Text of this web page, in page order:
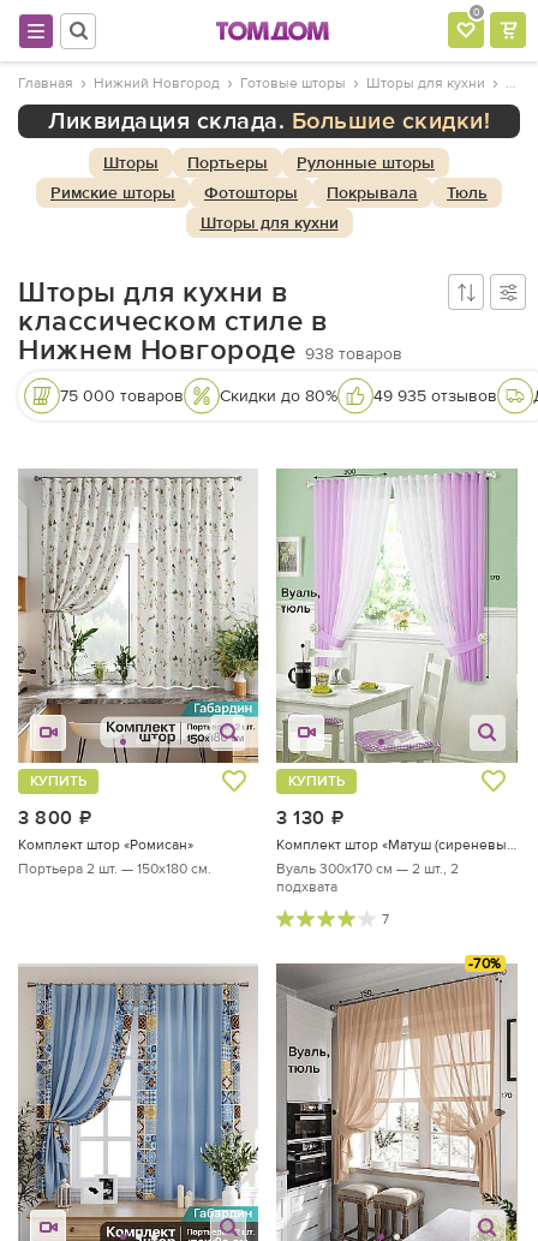
0
Главная Нижний Новгород Готовые шторы Шторы для кухни
Ликвидация склада. Большие скидки!
Шторы Портьеры
Рулонные шторы
Римские шторы
Фотошторы Покрывала
Тюль
Шторы для кухни
Шторы для кухни в
классическом стиле в
Нижнем Новгороде 938товаров
75 000 товаров Скидки до 80% 49 935 отзывов
3 800
КУПИТЬ
Комплект штор «Ромисан»
Портьера 2 шт. — 150х180 см.
3 130
КУПИТЬ
Вуаль 300х170 см — 2 шт., 2
подхвата
7
-70%